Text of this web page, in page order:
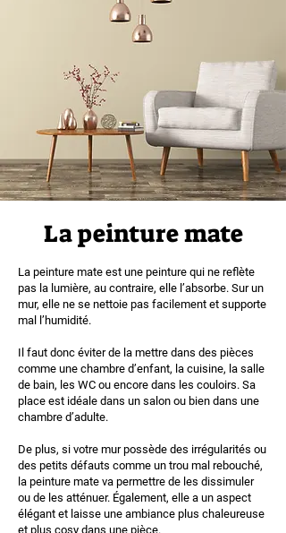
La peinture mate
La peinture mate est une peinture qui ne reflète
pas la lumière, au contraire, elle l’absorbe. Sur un
mur, elle ne se nettoie pas facilement et supporte
mal l’humidité.
Il faut donc éviter de la mettre dans des pièces
comme une chambre d’enfant, la cuisine, la salle
de bain, les WC ou encore dans les couloirs. Sa
place est idéale dans un salon ou bien dans une
chambre d’adulte.
De plus, si votre mur possède des irrégularités ou
des petits défauts comme un trou mal rebouché,
la peinture mate va permettre de les dissimuler
ou de les atténuer. Également, elle a un aspect
élégant et laisse une ambiance plus chaleureuse
et plus cosy dans une pièce.